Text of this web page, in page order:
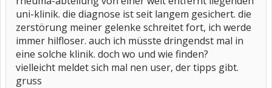
uni-klinik. die diagnose ist seit langem gesichert. die
zerstörung meiner gelenke schreitet fort, ich werde
immer hilfloser. auch ich müsste dringendst mal in
eine solche klinik. doch wo und wie finden?
vielleicht meldet sich mal nen user, der tipps gibt.
gruss